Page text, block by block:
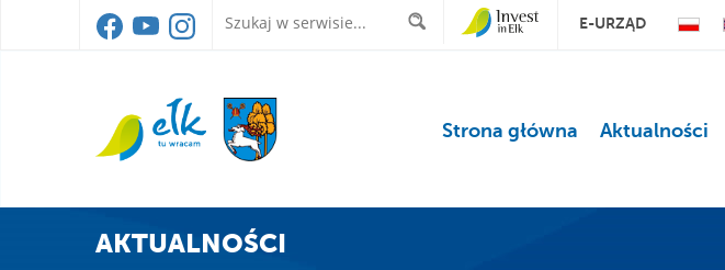
E-URZĄD
Strona główna Aktualności
AKTUALNOŚCI